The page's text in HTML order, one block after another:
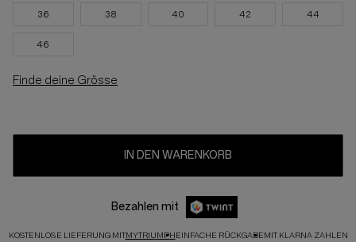
36 38 40 42 44
46
Finde deine Grösse
IN DEN WARENKORB
Bezahlen mit
KOSTENLOSE LIEFERUNG MITMYTRIUMPHEINFACHE RÜCKGABEMIT KLARNA ZAHLEN